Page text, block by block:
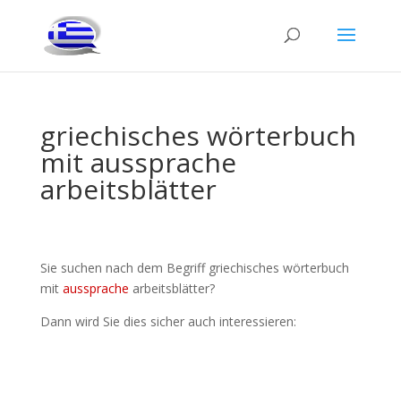
griechisches wörterbuch
mit aussprache
arbeitsblätter
Sie suchen nach dem Begriff griechisches wörterbuch
mit aussprache arbeitsblätter?
Dann wird Sie dies sicher auch interessieren: